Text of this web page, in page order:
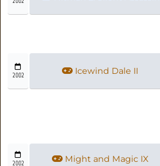
2002 Icewind Dale II
2002 Might and Magic IX